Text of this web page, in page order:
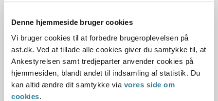
Denne hjemmeside bruger cookies
Vi bruger cookies til at forbedre brugeroplevelsen på
ast.dk. Ved at tillade alle cookies giver du samtykke til, at
Ankestyrelsen samt tredjeparter anvender cookies på
hjemmesiden, blandt andet til indsamling af statistik. Du
kan altid ændre dit samtykke via vores side om
cookies.
Bemærkninger til klagen
Oplysninger i sagen